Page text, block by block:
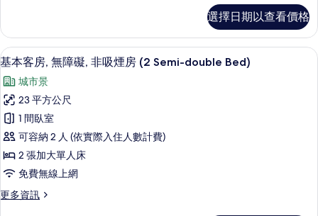
有
相
片
情
非
吸
煙
房
(2
Semi
Double,
Sofa
bed
for
3rd
雙
床
房,
張
床,
非
吸
煙
房
(2
Semi
Double,
Sofa
選擇日期以查看價格
顯
示
基
本
客
房,
無
礙,
客房內保險箱、筆電工作空間、熨斗/
10
基本客房, 無障礙, 非吸煙房 (2 Semi-double Bed)
城市景
23 平方公尺
1 間臥室
可容納 2 人 (依實際入住人數計費)
2 張加大單人床
免費無線上網
更多資訊
更